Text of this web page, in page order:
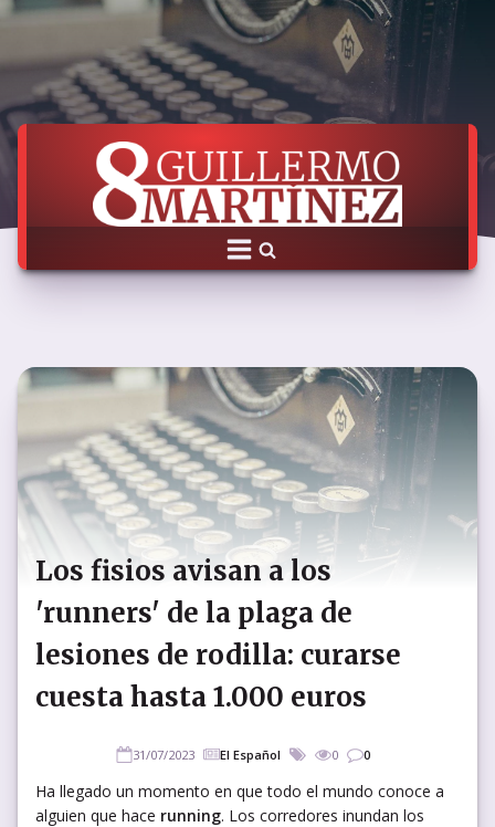
Los fisios avisan a los
'runners' de la plaga de
lesiones de rodilla: curarse
cuesta hasta 1.000 euros
31/07/2023 El Español 0 0
Ha llegado un momento en que todo el mundo conoce a
alguien que hace running. Los corredores inundan los